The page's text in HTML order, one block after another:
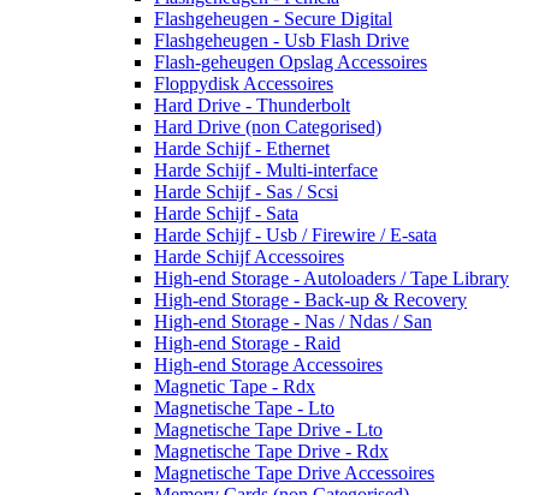
Flashgeheugen - Secure Digital
Flashgeheugen - Usb Flash Drive
Flash-geheugen Opslag Accessoires
Floppydisk Accessoires
Hard Drive - Thunderbolt
Hard Drive (non Categorised)
Harde Schijf - Ethernet
Harde Schijf - Multi-interface
Harde Schijf - Sas / Scsi
Harde Schijf - Sata
Harde Schijf - Usb / Firewire / E-sata
Harde Schijf Accessoires
High-end Storage - Autoloaders / Tape Library
High-end Storage - Back-up & Recovery
High-end Storage - Nas / Ndas / San
High-end Storage - Raid
High-end Storage Accessoires
Magnetic Tape - Rdx
Magnetische Tape - Lto
Magnetische Tape Drive - Lto
Magnetische Tape Drive - Rdx
Magnetische Tape Drive Accessoires